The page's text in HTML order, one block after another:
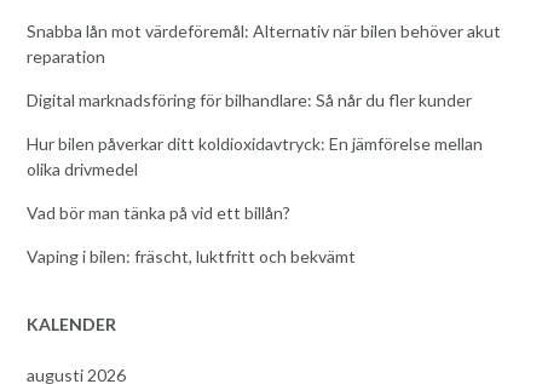
Snabba lån mot värdeföremål: Alternativ när bilen behöver akut
reparation
Digital marknadsföring för bilhandlare: Så når du fler kunder
Hur bilen påverkar ditt koldioxidavtryck: En jämförelse mellan
olika drivmedel
Vad bör man tänka på vid ett billån?
Vaping i bilen: fräscht, luktfritt och bekvämt
KALENDER
augusti 2026